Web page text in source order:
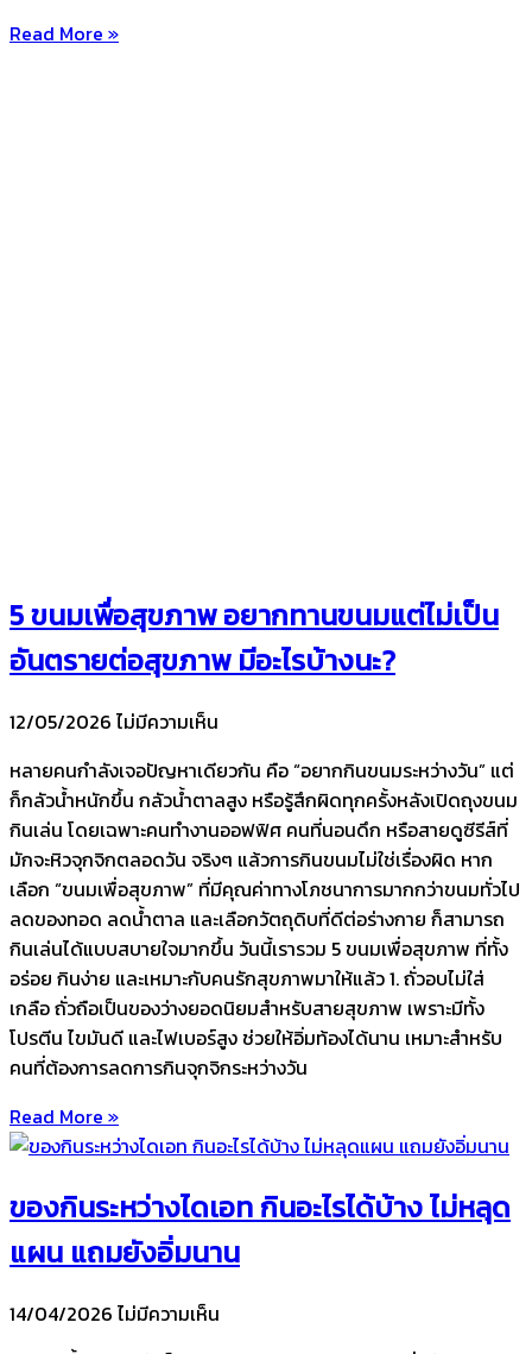
Read More »
5 ขนมเพื่อสุขภาพ อยากทานขนมแต่ไม่เป็น
อันตรายต่อสุขภาพ มีอะไรบ้างนะ?
12/05/2026 ไม่มีความเห็น
หลายคนกำลังเจอปัญหาเดียวกัน คือ “อยากกินขนมระหว่างวัน” แต่
ก็กลัวน้ำหนักขึ้น กลัวน้ำตาลสูง หรือรู้สึกผิดทุกครั้งหลังเปิดถุงขนม
กินเล่น โดยเฉพาะคนทำงานออฟฟิศ คนที่นอนดึก หรือสายดูซีรีส์ที่
มักจะหิวจุกจิกตลอดวัน จริงๆ แล้วการกินขนมไม่ใช่เรื่องผิด หาก
เลือก “ขนมเพื่อสุขภาพ” ที่มีคุณค่าทางโภชนาการมากกว่าขนมทั่วไป
ลดของทอด ลดน้ำตาล และเลือกวัตถุดิบที่ดีต่อร่างกาย ก็สามารถ
กินเล่นได้แบบสบายใจมากขึ้น วันนี้เรารวม 5 ขนมเพื่อสุขภาพ ที่ทั้ง
อร่อย กินง่าย และเหมาะกับคนรักสุขภาพมาให้แล้ว 1. ถั่วอบไม่ใส่
เกลือ ถั่วถือเป็นของว่างยอดนิยมสำหรับสายสุขภาพ เพราะมีทั้ง
โปรตีน ไขมันดี และไฟเบอร์สูง ช่วยให้อิ่มท้องได้นาน เหมาะสำหรับ
คนที่ต้องการลดการกินจุกจิกระหว่างวัน
Read More »
ของกินระหว่างไดเอท กินอะไรได้บ้าง ไม่หลุด
แผน แถมยังอิ่มนาน
14/04/2026 ไม่มีความเห็น